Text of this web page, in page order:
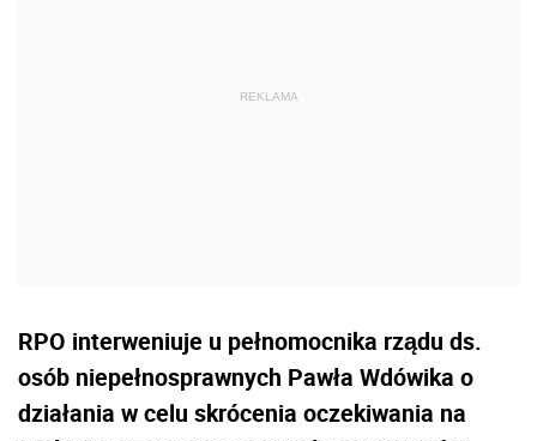
RPO interweniuje u pełnomocnika rządu ds.
osób niepełnosprawnych Pawła Wdówika o
działania w celu skrócenia oczekiwania na